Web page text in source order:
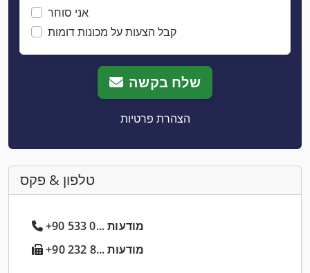
אני סוחר
קבל הצעות על מכונות דומות
שלח בקשה
הצהרת פרטיות
טלפון & פקס
+90 533 0... מודעות
+90 232 8... מודעות